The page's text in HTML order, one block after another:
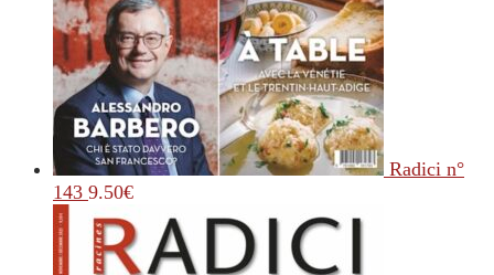
Radici n°
143 9.50€